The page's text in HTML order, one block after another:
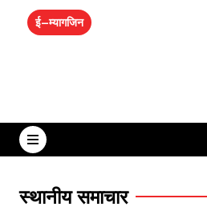
ई–म्यागजिन
शुक्रबार, साउन २२, २०८३
स्थानीय समाचार